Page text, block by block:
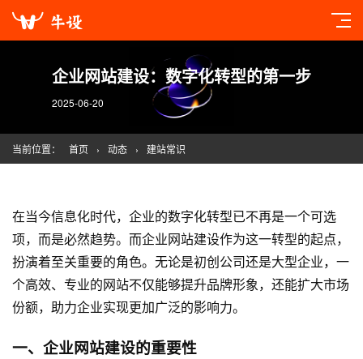
企业网站建设：数字化转型的第一步
2025-06-20
当前位置： 首页 › 动态 › 建站常识
在当今信息化时代，企业的数字化转型已不再是一个可选
项，而是必然趋势。而企业网站建设作为这一转型的起点，
扮演着至关重要的角色。无论是初创公司还是大型企业，一
个高效、专业的网站不仅能够提升品牌形象，还能扩大市场
份额，助力企业实现更加广泛的影响力。
一、企业网站建设的重要性